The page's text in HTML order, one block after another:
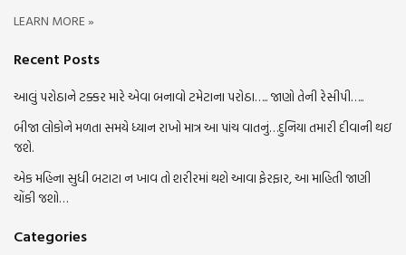
LEARN MORE »
Recent Posts
આલું પરોઠાને ટક્કર મારે એવા બનાવો ટમેટાના પરોઠા….. જાણો તેની રેસીપી…..
બીજા લોકોને મળતા સમયે ધ્યાન રાખો માત્ર આ પાંચ વાતનું…દુનિયા તમારી દીવાની થઇ
જશે.
એક મહિના સુધી બટાટા ન ખાવ તો શરીરમાં થશે આવા ફેરફાર, આ માહિતી જાણી
ચોંકી જશો…
Categories